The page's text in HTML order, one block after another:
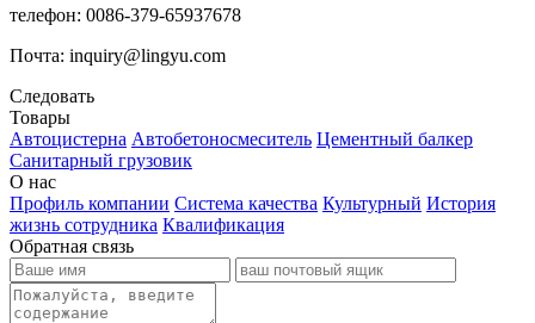
телефон: 0086-379-65937678
Почта: inquiry@lingyu.com
Следовать
Товары
Автоцистерна Автобетоносмеситель Цементный балкер
Санитарный грузовик
О нас
Профиль компании Система качества Культурный История
жизнь сотрудника Квалификация
Обратная связь